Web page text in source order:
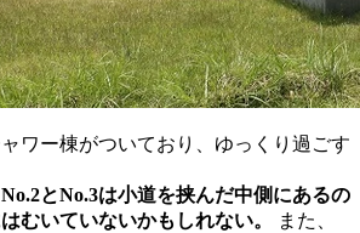
ワー棟がついており、ゆっくり過ごす
とNo.3は小道を挟んだ中側にあるの
むいていないかもしれない。
また、